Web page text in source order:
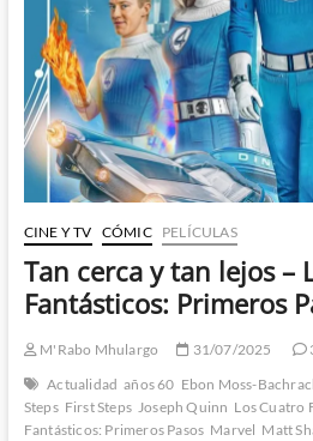
Trapani
CINE Y TV CÓMIC PELÍCULAS
Tan cerca y tan lejos –
Fantásticos: Primeros
M'Rabo Mhulargo 31/07/2025
Actualidad años 60 Ebon Moss-
Steps First Steps Joseph Quinn Los Cuatro
Fantásticos: Primeros Pasos Marvel Matt